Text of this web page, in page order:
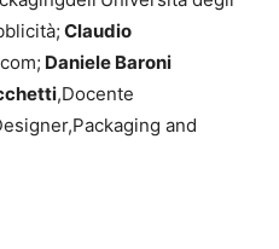
Claudio
Daniele Baroni
,Docente
and